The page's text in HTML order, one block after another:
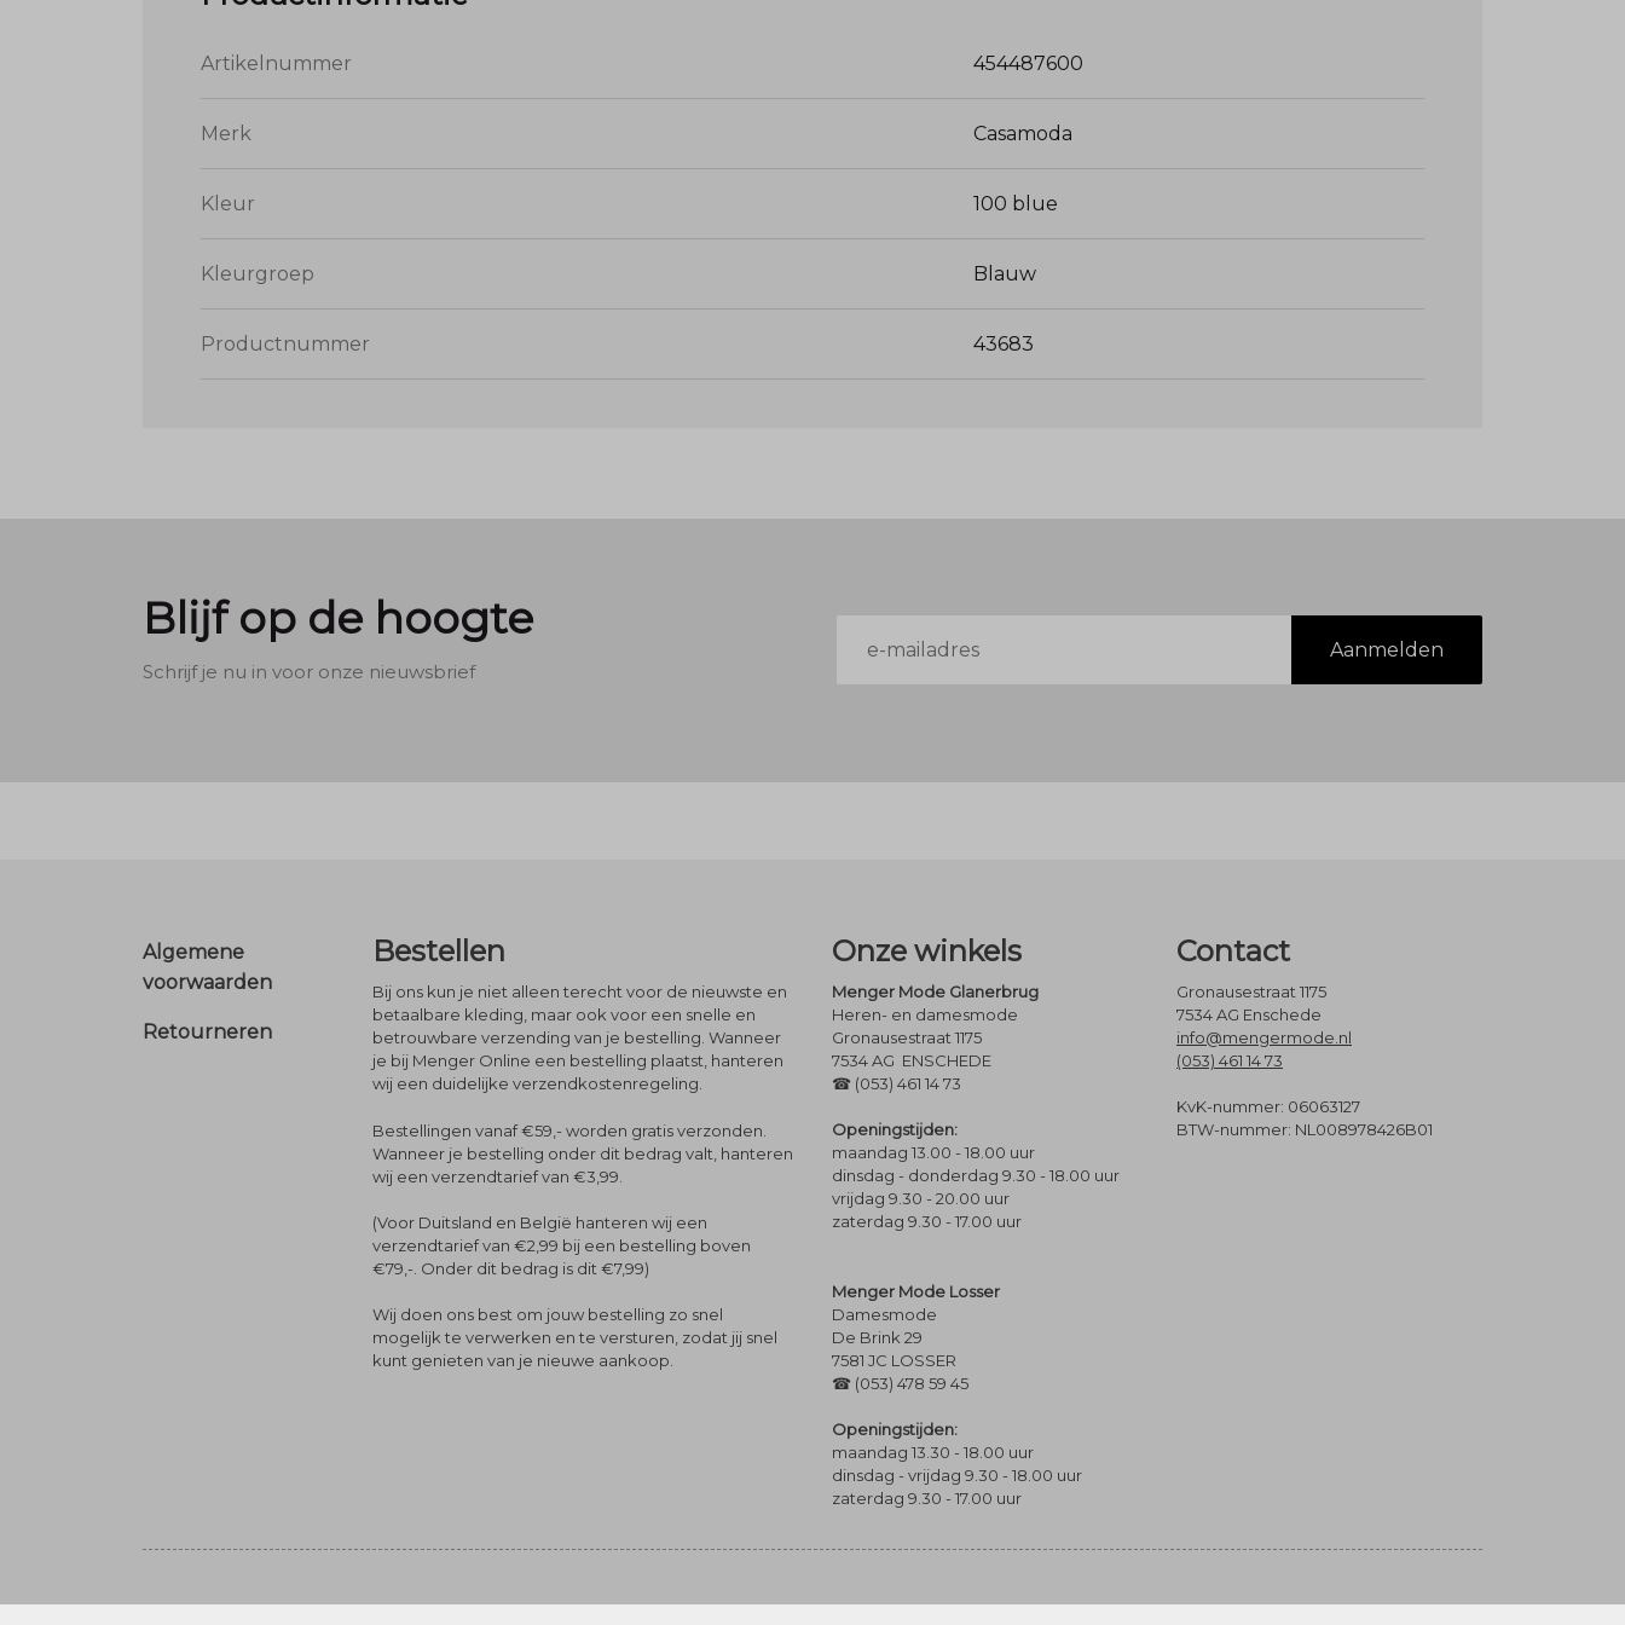
Artikelnummer 454487600
Merk Casamoda
Kleur 100 blue
Kleurgroep Blauw
Productnummer 43683
Blijf op de hoogte
Schrijf je nu in voor onze nieuwsbrief
mailadres
Aanmelden
Footer
Algemene
voorwaarden
Retourneren
Bestellen
Bij ons kun je niet alleen terecht voor de nieuwste en
betaalbare kleding, maar ook voor een snelle en
betrouwbare verzending van je bestelling. Wanneer
je bij Menger Online een bestelling plaatst, hanteren
wij een duidelijke verzendkostenregeling.
Bestellingen vanaf €59,- worden gratis verzonden.
Wanneer je bestelling onder dit bedrag valt, hanteren
wij een verzendtarief van €3,99.
(Voor Duitsland en België hanteren wij een
verzendtarief van €2,99 bij een bestelling boven
€79,-. Onder dit bedrag is dit €7,99)
Wij doen ons best om jouw bestelling zo snel
mogelijk te verwerken en te versturen, zodat jij snel
kunt genieten van je nieuwe aankoop.
Onze winkels
Menger Mode Glanerbrug
Heren- en damesmode
Gronausestraat 1175
7534 AG ENSCHEDE
☎ (053) 461 14 73
Openingstijden:
maandag 13.00 - 18.00 uur
dinsdag - donderdag 9.30 - 18.00 uur
vrijdag 9.30 - 20.00 uur
zaterdag 9.30 - 17.00 uur
Menger Mode Losser
Damesmode
De Brink 29
7581 JC LOSSER
☎ (053) 478 59 45
Openingstijden:
maandag 13.30 - 18.00 uur
dinsdag - vrijdag 9.30 - 18.00 uur
zaterdag 9.30 - 17.00 uur
Contact
Gronausestraat 1175
7534 AG Enschede
info@mengermode.nl
(053) 461 14 73
KvK-nummer: 06063127
BTW-nummer: NL008978426B01